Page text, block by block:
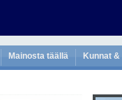
Mainosta täällä Kunnat